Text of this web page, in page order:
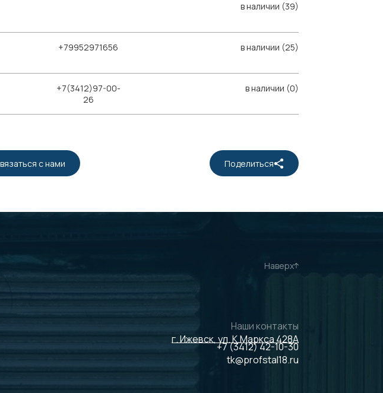
в наличии (39)
+79952971656 в наличии (25)
+7(3412)97-00-
26
в наличии (0)
с нами Поделиться
Наверх
Наши контакты
г. Ижевск, ул. К.Маркса 428А
+7 (3412) 42-10-30
tk@profstal18.ru